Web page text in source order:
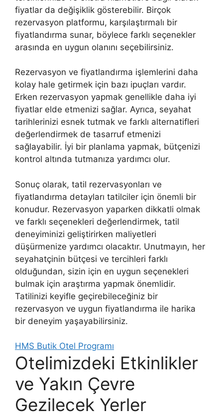
fiyatlar da değişiklik gösterebilir. Birçok
rezervasyon platformu, karşılaştırmalı bir
fiyatlandırma sunar, böylece farklı seçenekler
arasında en uygun olanını seçebilirsiniz.
Rezervasyon ve fiyatlandırma işlemlerini daha
kolay hale getirmek için bazı ipuçları vardır.
Erken rezervasyon yapmak genellikle daha iyi
fiyatlar elde etmenizi sağlar. Ayrıca, seyahat
tarihlerinizi esnek tutmak ve farklı alternatifleri
değerlendirmek de tasarruf etmenizi
sağlayabilir. İyi bir planlama yapmak, bütçenizi
kontrol altında tutmanıza yardımcı olur.
Sonuç olarak, tatil rezervasyonları ve
fiyatlandırma detayları tatilciler için önemli bir
konudur. Rezervasyon yaparken dikkatli olmak
ve farklı seçenekleri değerlendirmek, tatil
deneyiminizi geliştirirken maliyetleri
düşürmenize yardımcı olacaktır. Unutmayın, her
seyahatçinin bütçesi ve tercihleri farklı
olduğundan, sizin için en uygun seçenekleri
bulmak için araştırma yapmak önemlidir.
Tatilinizi keyifle geçirebileceğiniz bir
rezervasyon ve uygun fiyatlandırma ile harika
bir deneyim yaşayabilirsiniz.
HMS Butik Otel Programı
Otelimizdeki Etkinlikler
ve Yakın Çevre
Gezilecek Yerler